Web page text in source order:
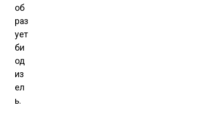
об
раз
ует
би
од
из
ел
ь.